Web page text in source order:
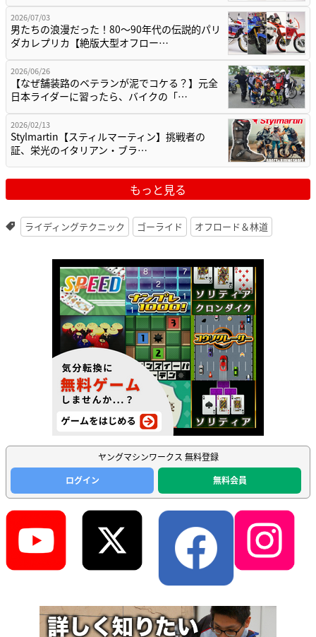
2026/07/03
男たちの浪漫だった！80〜90年代の伝説的パリ
ダカレプリカ【絶版大型オフロー…
2026/06/26
【なぜ舗装路のベテランが泥でコケる？】元全
日本ライダーに習ったら、バイクの「…
2026/02/13
Stylmartin【スティルマーティン】挑戦者の
証、栄光のイタリアン・ブラ…
もっと見る
ライディングテクニック ゴーライド オフロード＆林道
ヤングマシンワークス 無料登録
ログイン
無料会員